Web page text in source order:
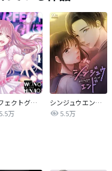
パーフェクトグリッター
万
シンジュウエンド【タテヨミ】
5.5万